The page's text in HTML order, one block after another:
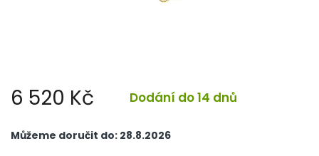
6 520 Kč Dodání do 14 dnů
cena:
Můžeme doručit do: 28.8.2026